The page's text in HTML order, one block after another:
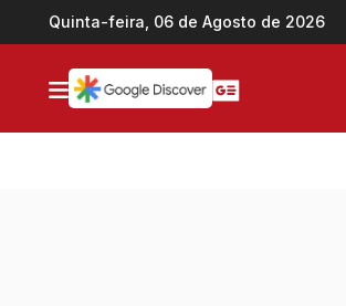
Ir direto pro conteúdo
Quinta-feira, 06 de Agosto de 2026